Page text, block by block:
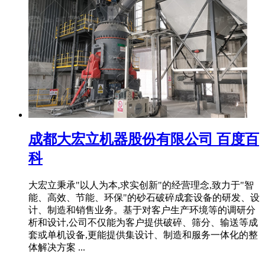
成都大宏立机器股份有限公司 百度百
科
大宏立秉承"以人为本,求实创新"的经营理念,致力于"智
能、高效、节能、环保"的砂石破碎成套设备的研发、设
计、制造和销售业务。基于对客户生产环境等的调研分
析和设计,公司不仅能为客户提供破碎、筛分、输送等成
套或单机设备,更能提供集设计、制造和服务一体化的整
体解决方案 ...